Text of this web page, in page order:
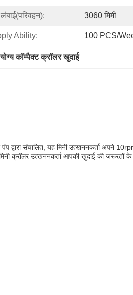
3060 मिमी
Ability: 100 PCS/
कॉम्पैक्ट क्रॉलर खुदाई
द्वारा संचालित, यह मिनी उत्खननकर्ता अपने
क्रॉलर उत्खननकर्ता आपकी खुदाई की जरूरतों